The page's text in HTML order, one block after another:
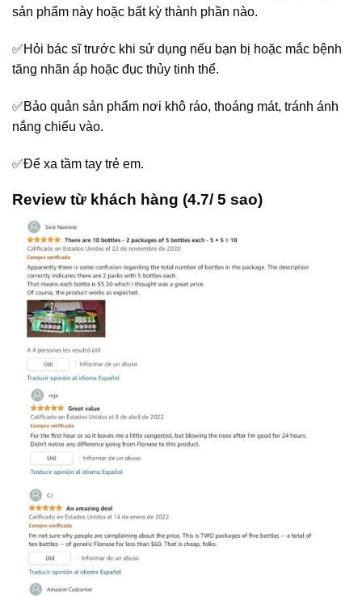
sản phẩm này hoặc bất kỳ thành phần nào.
✅Hỏi bác sĩ trước khi sử dụng nếu bạn bị hoặc mắc bệnh
tăng nhãn áp hoặc đục thủy tinh thể.
✅Bảo quản sản phẩm nơi khô ráo, thoáng mát, tránh ánh
nắng chiếu vào.
✅Để xa tầm tay trẻ em.
Review từ khách hàng (4.7/ 5 sao)